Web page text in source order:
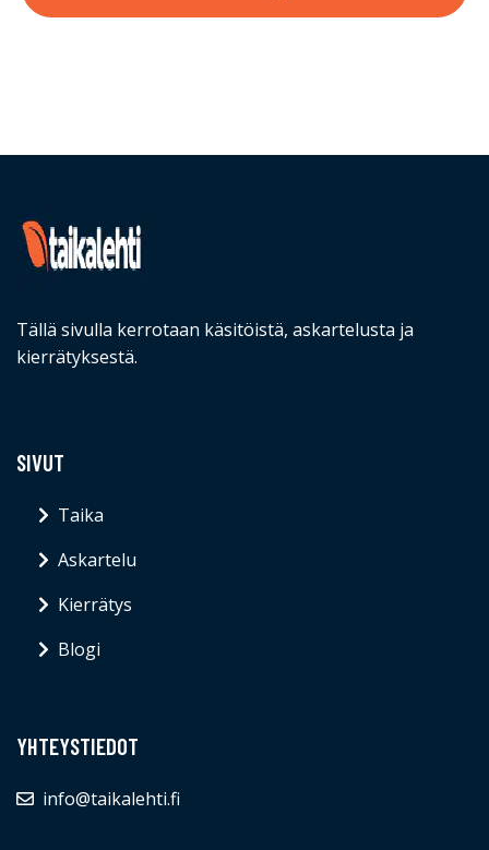
Tällä sivulla kerrotaan käsitöistä, askartelusta ja
kierrätyksestä.
SIVUT
Taika
Askartelu
Kierrätys
Blogi
YHTEYSTIEDOT
info@taikalehti.fi